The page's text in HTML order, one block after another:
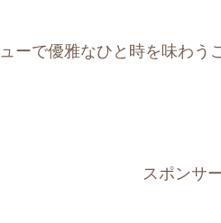
ーで優雅なひと時を味わう
スポンサ